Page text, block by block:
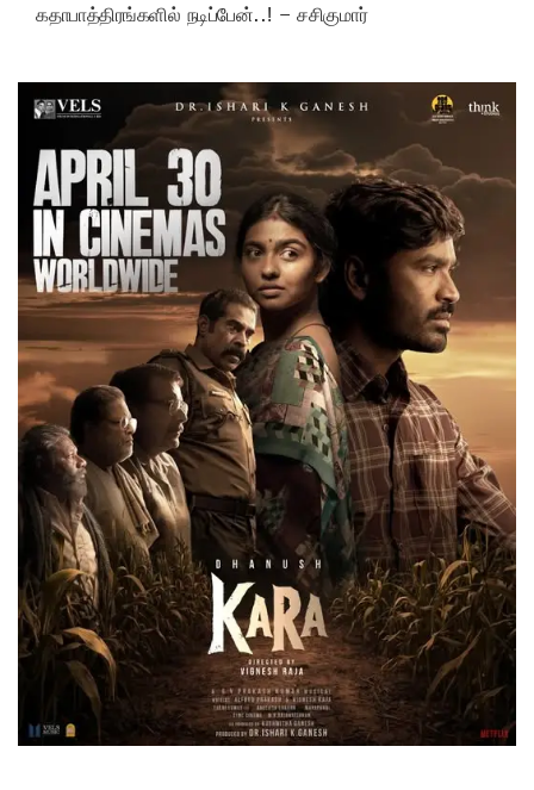
கதாபாத்திரங்களில் நடிப்பேன்..! – சசிகுமார்